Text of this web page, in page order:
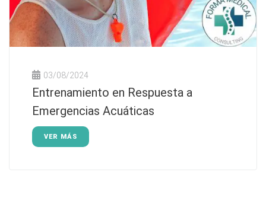
03/08/2024
Entrenamiento en Respuesta a
Emergencias Acuáticas
VER MÁS